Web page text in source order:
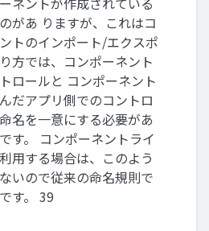
があ りますが、これはコ
トのインポート/エクスポ
方では、コンポーネント
ロールと コンポーネント
だアプリ側でのコントロ
名を一意にする必要があ
す。 コンポーネントライ
用する場合は、このよう
いので従来の命名規則で
す。 39